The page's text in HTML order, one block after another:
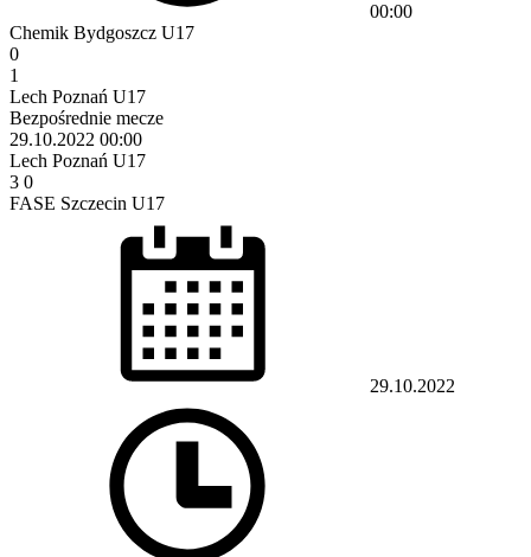
00:00
Chemik Bydgoszcz U17
0
1
Lech Poznań U17
Bezpośrednie mecze
29.10.2022 00:00
Lech Poznań U17
3 0
FASE Szczecin U17
29.10.2022